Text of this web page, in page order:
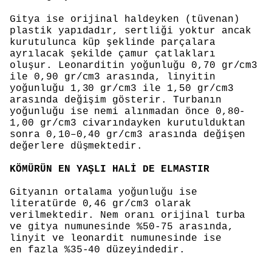
Gitya ise orijinal haldeyken (tüvenan)
plastik yapıdadır, sertliği yoktur ancak
kurutulunca küp şeklinde parçalara
ayrılacak şekilde çamur çatlakları
oluşur. Leonarditin yoğunluğu 0,70 gr/cm3
ile 0,90 gr/cm3 arasında, linyitin
yoğunluğu 1,30 gr/cm3 ile 1,50 gr/cm3
arasında değişim gösterir. Turbanın
yoğunluğu ise nemi alınmadan önce 0,80-
1,00 gr/cm3 civarındayken kurutulduktan
sonra 0,10–0,40 gr/cm3 arasında değişen
değerlere düşmektedir.
KÖMÜRÜN EN YAŞLI HALİ DE ELMASTIR
Gityanın ortalama yoğunluğu ise
literatürde 0,46 gr/cm3 olarak
verilmektedir. Nem oranı orijinal turba
ve gitya numunesinde %50-75 arasında,
linyit ve leonardit numunesinde ise
en fazla %35-40 düzeyindedir.